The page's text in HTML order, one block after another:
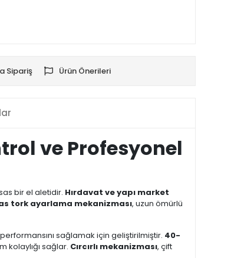
Sipariş Ürün Önerileri
ve Profesyonel
bir el aletidir. Hırdavat ve yapı market
tork ayarlama mekanizması, uzun ömürlü
sağlamak için geliştirilmiştir. 40-
kolaylığı sağlar. Cırcırlı mekanizması, çift